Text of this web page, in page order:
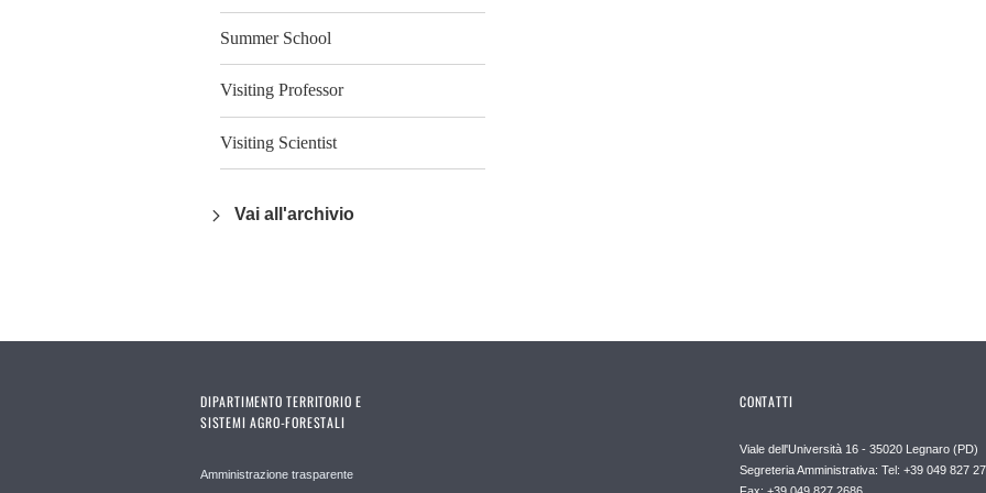
Summer School
Visiting Professor
Visiting Scientist
Vai all'archivio
DIPARTIMENTO TERRITORIO E
SISTEMI AGRO-FORESTALI
Amministrazione trasparente
CONTATTI
Viale dell'Università 16 - 35020 Legnaro (PD)
Segreteria Amministrativa: Tel: +39 049 827